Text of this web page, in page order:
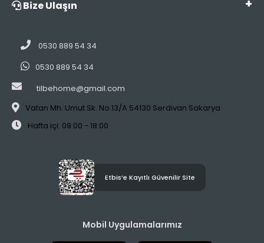
Bize Ulaşın
0530 889 54 34
0530 889 54 34
tilbehome@gmail.com
Vatan Mh. Umut Sk. No:13/A 54130 Serdivan Sakarya
Hafta içi: 09:00 - 18:00
Etbis’e Kayıtlı Güvenilir Site
Mobil Uygulamalarımız